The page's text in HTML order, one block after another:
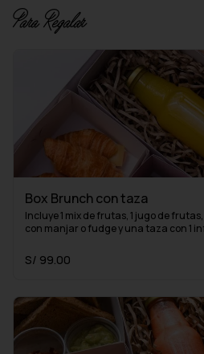
Para Regalar
Box Brunch con taza
Incluye 1 mix de frutas, 1 jugo de
con manjar o fudge y una taza con 1
S/ 99.00